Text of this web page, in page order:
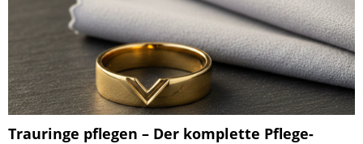
Trauringe pflegen – Der komplette Pflege-